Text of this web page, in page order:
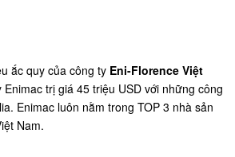
ắc quy của công ty Eni-Florence Việt
Enimac trị giá 45 triệu USD với những công
Enimac luôn nằm trong TOP 3 nhà sản
Nam.